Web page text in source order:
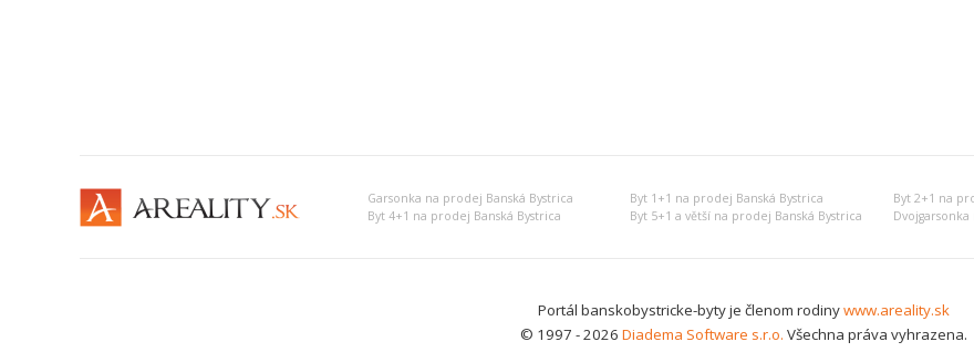
Garsonka na prodej Banská Bystrica Byt 1+1 na prodej Banská Bystrica Byt 2+1 na
Byt 4+1 na prodej Banská Bystrica
Byt 5+1 a větší na prodej Banská Bystrica
Portál banskobystricke-byty je členom rodinywww.areality.sk
© 1997 - 2026 Diadema Software s.r.o. Všechna práva vyhrazena.